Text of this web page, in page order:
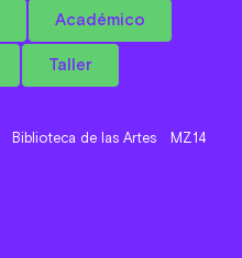
Académico
Taller
Biblioteca de las Artes MZ14